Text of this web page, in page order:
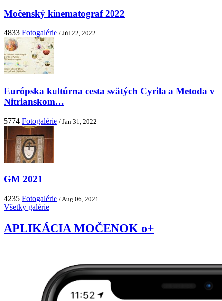
Močenský kinematograf 2022
4833 Fotogalérie / Júl 22, 2022
Európska kultúrna cesta svätých Cyrila a Metoda v
Nitrianskom…
5774 Fotogalérie / Jan 31, 2022
GM 2021
4235 Fotogalérie / Aug 06, 2021
Všetky galérie
APLIKÁCIA MOČENOK o+